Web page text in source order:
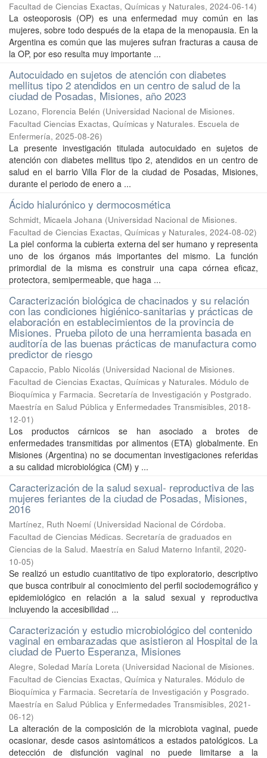
Facultad de Ciencias Exactas, Químicas y Naturales, 2024-06-14)
La osteoporosis (OP) es una enfermedad muy común en las
mujeres, sobre todo después de la etapa de la menopausia. En la
Argentina es común que las mujeres sufran fracturas a causa de
la OP, por eso resulta muy importante ...
Autocuidado en sujetos de atención con diabetes
mellitus tipo 2 atendidos en un centro de salud de la
ciudad de Posadas, Misiones, año 2023
Lozano, Florencia Belén (Universidad Nacional de Misiones.
Facultad Ciencias Exactas, Químicas y Naturales. Escuela de
Enfermería, 2025-08-26)
La presente investigación titulada autocuidado en sujetos de
atención con diabetes mellitus tipo 2, atendidos en un centro de
salud en el barrio Villa Flor de la ciudad de Posadas, Misiones,
durante el periodo de enero a ...
Ácido hialurónico y dermocosmética
Schmidt, Micaela Johana (Universidad Nacional de Misiones.
Facultad de Ciencias Exactas, Químicas y Naturales, 2024-08-02)
La piel conforma la cubierta externa del ser humano y representa
uno de los órganos más importantes del mismo. La función
primordial de la misma es construir una capa córnea eficaz,
protectora, semipermeable, que haga ...
Caracterización biológica de chacinados y su relación
con las condiciones higiénico-sanitarias y prácticas de
elaboración en establecimientos de la provincia de
Misiones. Prueba piloto de una herramienta basada en
auditoría de las buenas prácticas de manufactura como
predictor de riesgo
Capaccio, Pablo Nicolás (Universidad Nacional de Misiones.
Facultad de Ciencias Exactas, Químicas y Naturales. Módulo de
Bioquímica y Farmacia. Secretaría de Investigación y Postgrado.
Maestría en Salud Pública y Enfermedades Transmisibles, 2018-
12-01)
Los productos cárnicos se han asociado a brotes de
enfermedades transmitidas por alimentos (ETA) globalmente. En
Misiones (Argentina) no se documentan investigaciones referidas
a su calidad microbiológica (CM) y ...
Caracterización de la salud sexual- reproductiva de las
mujeres feriantes de la ciudad de Posadas, Misiones,
2016
Martínez, Ruth Noemí (Universidad Nacional de Córdoba.
Facultad de Ciencias Médicas. Secretaría de graduados en
Ciencias de la Salud. Maestría en Salud Materno Infantil, 2020-
10-05)
Se realizó un estudio cuantitativo de tipo exploratorio, descriptivo
que busca contribuir al conocimiento del perfil sociodemográfico y
epidemiológico en relación a la salud sexual y reproductiva
incluyendo la accesibilidad ...
Caracterización y estudio microbiológico del contenido
vaginal en embarazadas que asistieron al Hospital de la
ciudad de Puerto Esperanza, Misiones
Alegre, Soledad María Loreta (Universidad Nacional de Misiones.
Facultad de Ciencias Exactas, Química y Naturales. Módulo de
Bioquímica y Farmacia. Secretaría de Investigación y Posgrado.
Maestría en Salud Pública y Enfermedades Transmisibles, 2021-
06-12)
La alteración de la composición de la microbiota vaginal, puede
ocasionar, desde casos asintomáticos a estados patológicos. La
detección de disfunción vaginal no puede limitarse a la